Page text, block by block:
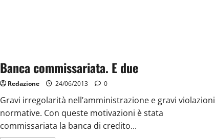
Banca commissariata. E due
Redazione 24/06/2013 0
Gravi irregolarità nell’amministrazione e gravi violazioni
normative. Con queste motivazioni è stata
commissariata la banca di credito...